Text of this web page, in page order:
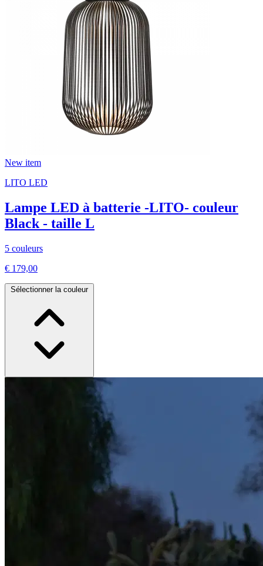
New item
LITO LED
Lampe LED à batterie -LITO- couleur
Black - taille L
5 couleurs
€ 179,00
Sélectionner la couleur